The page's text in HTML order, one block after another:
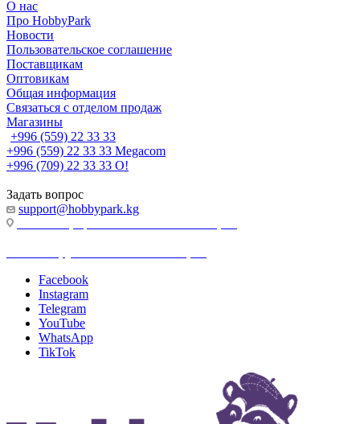
О нас
Про HobbyPark
Новости
Пользовательское соглашение
Поставщикам
Оптовикам
Общая информация
Связаться с отделом продаж
Магазины
+996 (559) 22 33 33
+996 (559) 22 33 33 Megacom
+996 (709) 22 33 33 O!
Задать вопрос
support@hobbypark.kg
Facebook
Instagram
Telegram
YouTube
WhatsApp
TikTok